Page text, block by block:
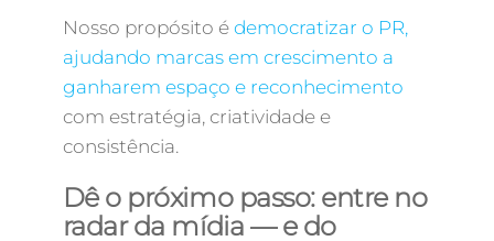
Nosso propósito é democratizar o PR,
ajudando marcas em crescimento a
ganharem espaço e reconhecimento
com estratégia, criatividade e
consistência.
Dê o próximo passo: entre no
radar da mídia — e do